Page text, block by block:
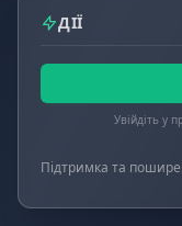
ДІЇ
Увійдіть у
Підтримка та